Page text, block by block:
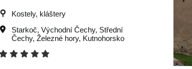
Kostely, kláštery
Starkoč,Východní Čechy, Střední
Čechy,Železné hory, Kutnohorsko